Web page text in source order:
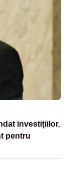
investițiilor.
pentru